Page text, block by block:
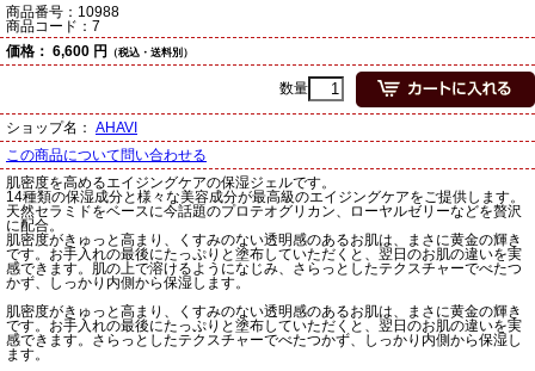
商品番号： 10988
商品コード： 7
価格： 6,600 円 （税込・送料別）
数量
ショップ名： AHAVI
この商品について問い合わせる
肌密度を高めるエイジングケアの保湿ジェルです。
14種類の保湿成分と様々な美容成分が最高級のエイジングケアをご提供します。
天然セラミドをベースに今話題のプロテオグリカン、ローヤルゼリーなどを贅沢
に配合。
肌密度がきゅっと高まり、くすみのない透明感のあるお肌は、まさに黄金の輝き
です。お手入れの最後にたっぷりと塗布していただくと、翌日のお肌の違いを実
感できます。肌の上で溶けるようになじみ、さらっとしたテクスチャーでべたつ
かず、しっかり内側から保湿します。
肌密度がきゅっと高まり、くすみのない透明感のあるお肌は、まさに黄金の輝き
です。お手入れの最後にたっぷりと塗布していただくと、翌日のお肌の違いを実
感できます。さらっとしたテクスチャーでべたつかず、しっかり内側から保湿し
ます。